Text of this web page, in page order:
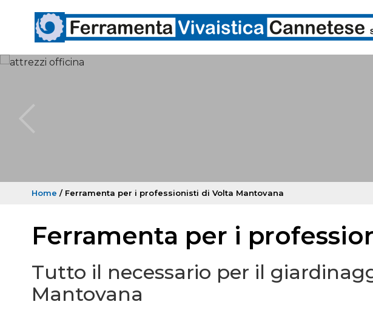
Home / Ferramenta per i professionisti di Volta Mantovana
Ferramenta per i
Tutto il necessario per il
Mantovana